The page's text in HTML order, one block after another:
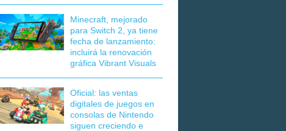
Minecraft, mejorado
para Switch 2, ya tiene
fecha de lanzamiento:
incluirá la renovación
gráfica Vibrant Visuals
Oficial: las ventas
digitales de juegos en
consolas de Nintendo
siguen creciendo e